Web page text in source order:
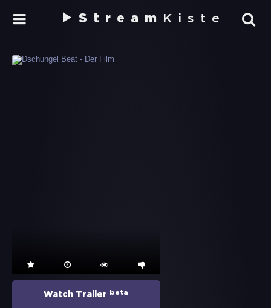
Stream Kiste
Watch Trailer beta